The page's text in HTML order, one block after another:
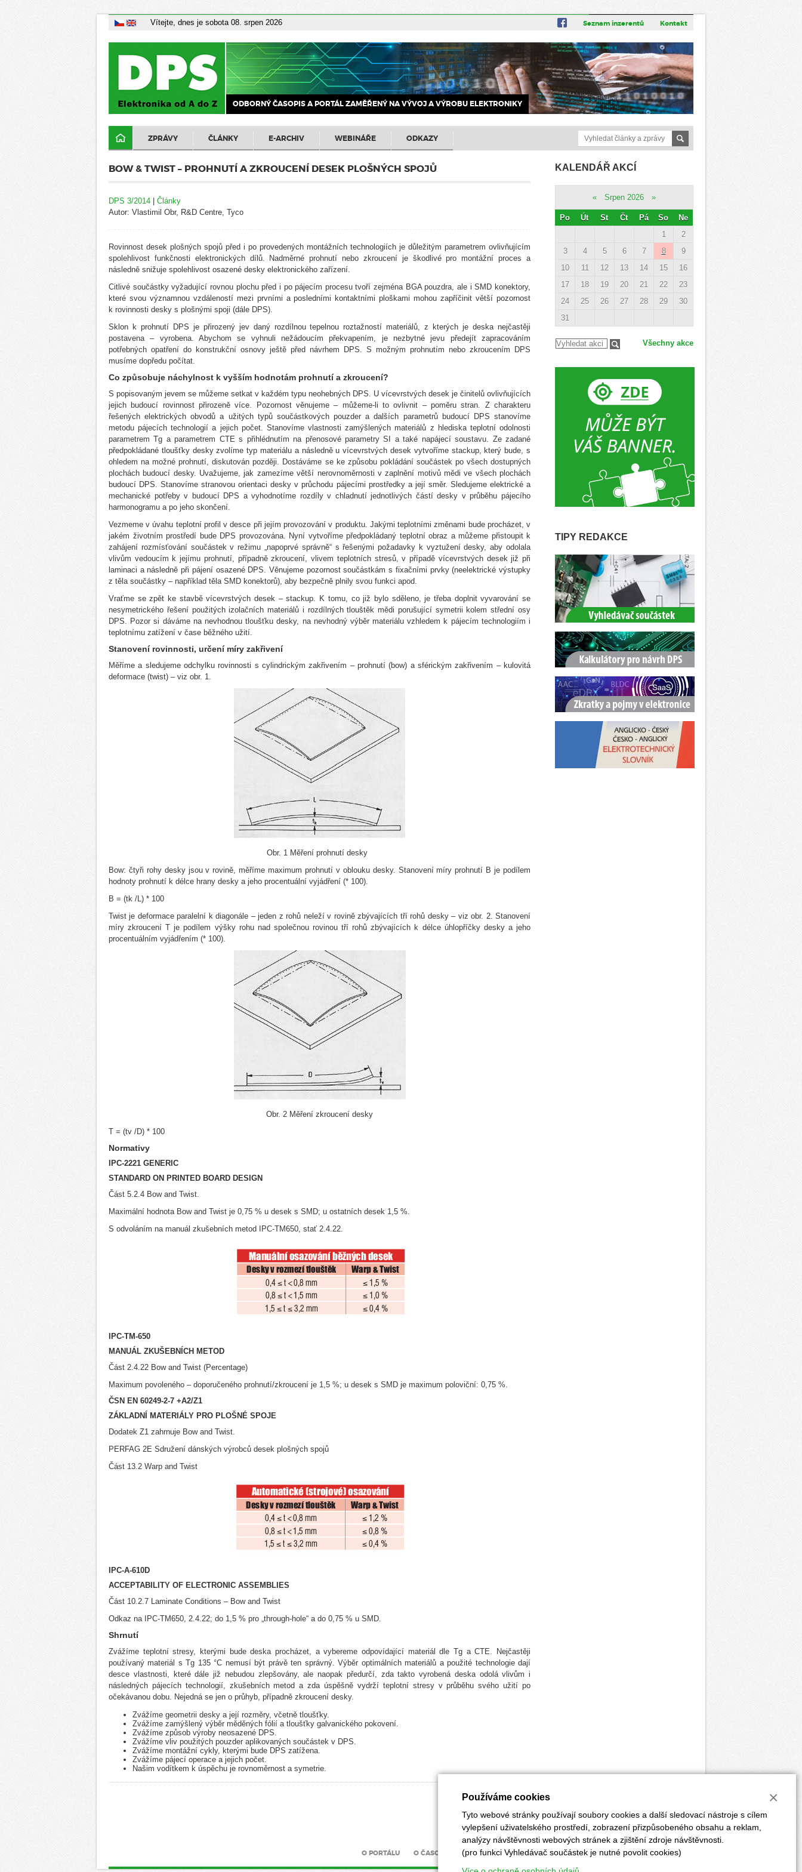
Vítejte, dnes je sobota 08. srpen 2026 Seznam inzerentů Kontakt
ODBORNÝ ČASOPIS A PORTÁL ZAMĚŘENÝ NA VÝVOJ A VÝROBU ELEKTRONIKY
ZPRÁVY ČLÁNKY E-ARCHIV WEBINÁŘE ODKAZY
BOW & TWIST – PROHNUTÍ A ZKROUCENÍ DESEK PLOŠNÝCH SPOJŮ
DPS 3/2014 | Články
Autor: Vlastimil Obr, R&D Centre, Tyco
Rovinnost desek plošných spojů před i po provedených montážních technologiích je důležitým parametrem ovlivňujícím
spolehlivost funkčnosti elektronických dílů. Nadměrné prohnutí nebo zkroucení je škodlivé pro montážní proces a
následně snižuje spolehlivost osazené desky elektronického zařízení.
Citlivé součástky vyžadující rovnou plochu před i po pájecím procesu tvoří zejména BGA pouzdra, ale i SMD konektory,
které svou významnou vzdáleností mezi prvními a posledními kontaktními ploškami mohou zapříčinit větší pozornost
k rovinnosti desky s plošnými spoji (dále DPS).
Sklon k prohnutí DPS je přirozený jev daný rozdílnou tepelnou roztažností materiálů, z kterých je deska nejčastěji
postavena – vyrobena. Abychom se vyhnuli nežádoucím překvapením, je nezbytné jevu předejít zapracováním
potřebných opatření do konstrukční osnovy ještě před návrhem DPS. S možným prohnutím nebo zkroucením DPS
musíme dopředu počítat.
Co způsobuje náchylnost k vyšším hodnotám prohnutí a zkroucení?
S popisovaným jevem se můžeme setkat v každém typu neohebných DPS. U vícevrstvých desek je činitelů ovlivňujících
jejich budoucí rovinnost přirozeně více. Pozornost věnujeme – můžeme-li to ovlivnit – poměru stran. Z charakteru
řešených elektrických obvodů a užitých typů součástkových pouzder a dalších parametrů budoucí DPS stanovíme
metodu pájecích technologií a jejich počet. Stanovíme vlastnosti zamýšlených materiálů z hlediska teplotní odolnosti
parametrem Tg a parametrem CTE s přihlédnutím na přenosové parametry SI a také napájecí soustavu. Ze zadané
předpokládané tloušťky desky zvolíme typ materiálu a následně u vícevrstvých desek vytvoříme stackup, který bude, s
ohledem na možné prohnutí, diskutován později. Dostáváme se ke způsobu pokládání součástek po všech dostupných
plochách budoucí desky. Uvažujeme, jak zamezíme větší nerovnoměrnosti v zaplnění motivů mědi ve všech plochách
budoucí DPS. Stanovíme stranovou orientaci desky v průchodu pájecími prostředky a její směr. Sledujeme elektrické a
mechanické potřeby v budoucí DPS a vyhodnotíme rozdíly v chladnutí jednotlivých částí desky v průběhu pájecího
harmonogramu a po jeho skončení.
Vezmeme v úvahu teplotní profil v desce při jejím provozování v produktu. Jakými teplotními změnami bude procházet, v
jakém životním prostředí bude DPS provozována. Nyní vytvoříme předpokládaný teplotní obraz a můžeme přistoupit k
zahájení rozmísťování součástek v režimu „napoprvé správně“ s řešenými požadavky k vyztužení desky, aby odolala
vlivům vedoucím k jejímu prohnutí, případně zkroucení, vlivem teplotních stresů, v případě vícevrstvých desek již při
laminaci a následně při pájení osazené DPS. Věnujeme pozornost součástkám s fixačními prvky (neelektrické výstupky
z těla součástky – například těla SMD konektorů), aby bezpečně plnily svou funkci apod.
Vraťme se zpět ke stavbě vícevrstvých desek – stackup. K tomu, co již bylo sděleno, je třeba doplnit vyvarování se
nesymetrického řešení použitých izolačních materiálů i rozdílných tlouštěk mědi porušující symetrii kolem střední osy
DPS. Pozor si dáváme na nevhodnou tloušťku desky, na nevhodný výběr materiálu vzhledem k pájecím technologiím i
teplotnímu zatížení v čase běžného užití.
Stanovení rovinnosti, určení míry zakřivení
Měříme a sledujeme odchylku rovinnosti s cylindrickým zakřivením – prohnutí (bow) a sférickým zakřivením – kulovitá
deformace (twist) – viz obr. 1.
Obr. 1 Měření prohnutí desky
Bow: čtyři rohy desky jsou v rovině, měříme maximum prohnutí v oblouku desky. Stanovení míry prohnutí B je podílem
hodnoty prohnutí k délce hrany desky a jeho procentuální vyjádření (* 100).
B = (tk /L) * 100
Twist je deformace paralelní k diagonále – jeden z rohů neleží v rovině zbývajících tří rohů desky – viz obr. 2. Stanovení
míry zkroucení T je podílem výšky rohu nad společnou rovinou tří rohů zbývajících k délce úhlopříčky desky a jeho
procentuálním vyjádřením (* 100).
Obr. 2 Měření zkroucení desky
T = (tv /D) * 100
Normativy
IPC-2221 GENERIC
STANDARD ON PRINTED BOARD DESIGN
Část 5.2.4 Bow and Twist.
Maximální hodnota Bow and Twist je 0,75 % u desek s SMD; u ostatních desek 1,5 %.
S odvoláním na manuál zkušebních metod IPC-TM650, stať 2.4.22.
IPC-TM-650
MANUÁL ZKUŠEBNÍCH METOD
Část 2.4.22 Bow and Twist (Percentage)
Maximum povoleného – doporučeného prohnutí/zkroucení je 1,5 %; u desek s SMD je maximum poloviční: 0,75 %.
ČSN EN 60249-2-7 +A2/Z1
ZÁKLADNÍ MATERIÁLY PRO PLOŠNÉ SPOJE
Dodatek Z1 zahrnuje Bow and Twist.
PERFAG 2E Sdružení dánských výrobců desek plošných spojů
Část 13.2 Warp and Twist
IPC-A-610D
ACCEPTABILITY OF ELECTRONIC ASSEMBLIES
Část 10.2.7 Laminate Conditions – Bow and Twist
Odkaz na IPC-TM650, 2.4.22; do 1,5 % pro „through-hole“ a do 0,75 % u SMD.
Shrnutí
Zvážíme teplotní stresy, kterými bude deska procházet, a vybereme odpovídající materiál dle Tg a CTE. Nejčastěji
používaný materiál s Tg 135 °C nemusí být právě ten správný. Výběr optimálních materiálů a použité technologie dají
desce vlastnosti, které dále již nebudou zlepšovány, ale naopak předurčí, zda takto vyrobená deska odolá vlivům i
následných pájecích technologií, zkušebních metod a zda úspěšně vydrží teplotní stresy v průběhu svého užití po
očekávanou dobu. Nejedná se jen o průhyb, případně zkroucení desky.
Zvážíme geometrii desky a její rozměry, včetně tloušťky.
Zvážíme zamýšlený výběr měděných fólií a tloušťky galvanického pokovení.
Zvážíme způsob výroby neosazené DPS.
Zvážíme vliv použitých pouzder aplikovaných součástek v DPS.
Zvážíme montážní cykly, kterými bude DPS zatížena.
Zvážíme pájecí operace a jejich počet.
Našim vodítkem k úspěchu je rovnoměrnost a symetrie.
KALENDÁŘ AKCÍ
« Srpen 2026 »
Po Út St Čt Pá So
Ne
1
2
3
4 5 6 7 8
9
10
11 12 13 14 15
16
17
18 19 20 21 22
23
24
25 26 27 28 29
30
31
Všechny akce
TIPY REDAKCE
O PORTÁLU O ČASOPISU INZERCE UZÁVĚRKY POKYNY PRO AUTORY PŘEDPLATNÉ
Používáme cookies
Tyto webové stránky používají soubory cookies a další sledovací nástroje s cílem
vylepšení uživatelského prostředí, zobrazení přizpůsobeného obsahu a reklam,
analýzy návštěvnosti webových stránek a zjištění zdroje návštěvnosti.
(pro funkci Vyhledávač součástek je nutné povolit cookies)
×